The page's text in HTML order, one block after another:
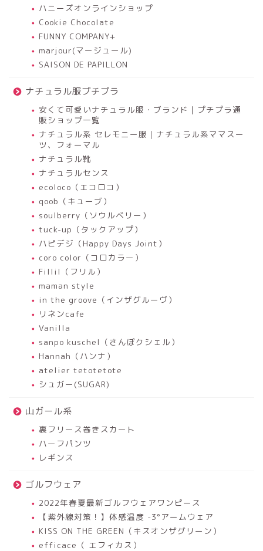
ハニーズオンラインショップ
Cookie Chocolate
FUNNY COMPANY+
marjour(マージュール)
SAISON DE PAPILLON
ナチュラル服プチプラ
安くて可愛いナチュラル服・ブランド｜プチプラ通
販ショップ一覧
ナチュラル系 セレモニー服｜ナチュラル系ママスー
ツ、フォーマル
ナチュラル靴
ナチュラルセンス
ecoloco（エコロコ）
qoob（キューブ）
soulberry（ソウルベリー）
tuck-up（タックアップ）
ハピデジ（Happy Days Joint）
coro color（コロカラー）
Fillil（フリル）
maman style
in the groove（インザグルーヴ）
リネンcafe
Vanilla
sanpo kuschel（さんぽクシェル）
Hannah（ハンナ）
atelier tetotetote
シュガー(SUGAR)
山ガール系
裏フリース巻きスカート
ハーフパンツ
レギンス
ゴルフウェア
2022年春夏最新ゴルフウェアワンピース
【紫外線対策！】体感温度 -3°アームウェア
KISS ON THE GREEN（キスオンザグリーン）
efficace（ エフィカス）